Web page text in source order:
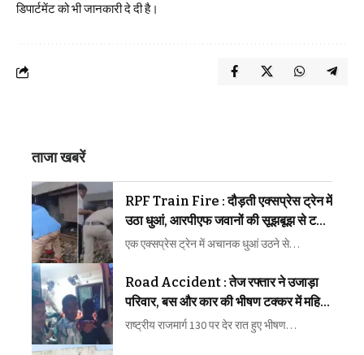
डिपार्टमेंट को भी जानकारी दे दी है।
ताजा खबरें
RPF Train Fire : दौड़ती एक्सप्रेस ट्रेन में
उठा धुआं, आरपीएफ जवानों की सूझबूझ से टला
बड़ा रेल हादसा
एक एक्सप्रेस ट्रेन में अचानक धुआं उठने से…
Road Accident : तेज रफ्तार ने उजाड़ा
परिवार, बस और कार की भीषण टक्कर में महिला
की मौत, कई घायल
राष्ट्रीय राजमार्ग 130 पर देर रात हुए भीषण…